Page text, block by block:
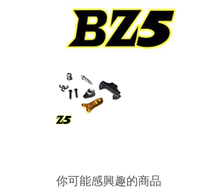
你可能感興趣的商品